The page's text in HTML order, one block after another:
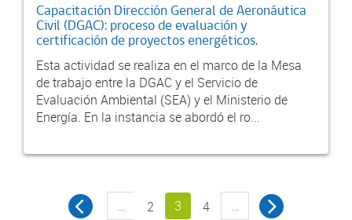
Capacitación Dirección General de Aeronáutica
Civil (DGAC): proceso de evaluación y
certificación de proyectos energéticos.
Esta actividad se realiza en el marco de la Mesa
de trabajo entre la DGAC y el Servicio de
Evaluación Ambiental (SEA) y el Ministerio de
Energía. En la instancia se abordó el ro...
… 2 3 4 …